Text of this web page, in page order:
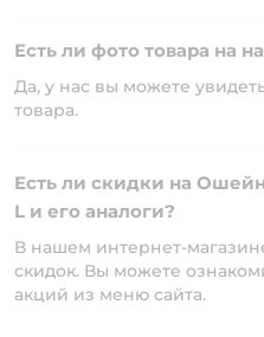
Есть ли фото товара на
Да, у нас вы можете
товара.
Есть ли скидки на
L и его аналоги?
В нашем интернет-
скидок. Вы можете
акций из меню сайта.